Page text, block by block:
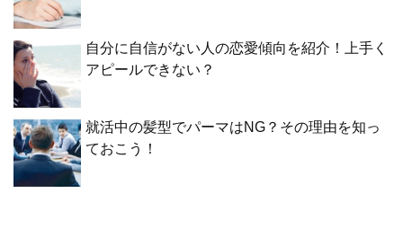
自分に自信がない人の恋愛傾向を紹介！上手く
アピールできない？
就活中の髪型でパーマはNG？その理由を知っ
ておこう！